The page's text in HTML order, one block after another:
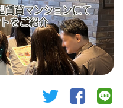
twitter facebook